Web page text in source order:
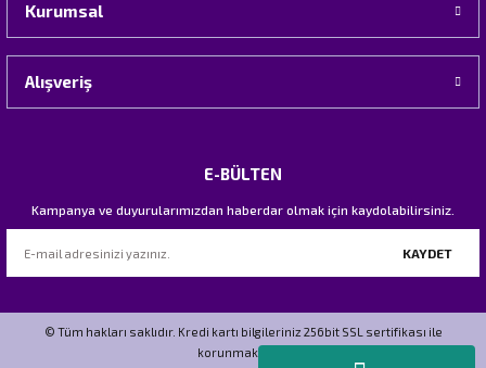
Kurumsal
Alışveriş
E-BÜLTEN
Kampanya ve duyurularımızdan haberdar olmak için kaydolabilirsiniz.
KAYDET
© Tüm hakları saklıdır. Kredi kartı bilgileriniz 256bit SSL sertifikası ile
korunmaktadır.